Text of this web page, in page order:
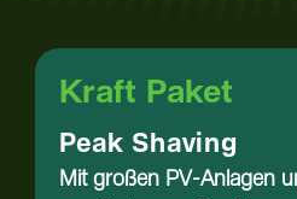
Kraft Paket
Peak Shaving
Mit großen PV-Anlagen